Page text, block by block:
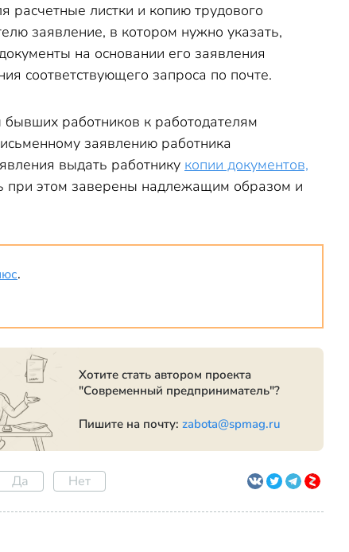
расчетные листки и копию трудового
заявление, в котором нужно указать,
на основании его заявления
соответствующего запроса по почте.
бывших работников к работодателям
заявлению работника
выдать работнику копии документов,
при этом заверены надлежащим образом и
.
Хотите стать автором проекта
"Современный предприниматель"?
Пишите на почту:zabota@spmag.ru
Да Нет